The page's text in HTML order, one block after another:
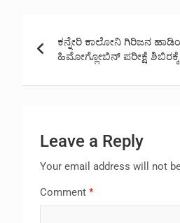
navigation
ಕನ್ನೇರಿ ಕಾಲೋನಿ ಗಿರಿಜನ
ಹಿಮೋಗ್ಲೋಬಿನ್ ಪರೀಕ್ಷೆ
Leave a Reply
Your email address will not
Comment *